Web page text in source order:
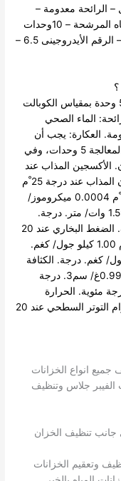
– الرائحة معدومة –
– 10وحدات
– الرقم الأيدروجينى 6.5 –
اللون: يجب أن يكون اللون مقبولاً لا يتجاوز 50 وحدة بمقياس الكوبالت
الماء الصحي
العكارة: يجب أن
يكون صافياً فالحد الأقصى للعكارة في المياه المعالجة 5 وحدات، وفي
الأكسجين المذاب عند
درجة 25 ْم 5-8 ملغم/ لتر ثاني أكسيد الكربون المذاب عند درجة 25 ْم
2-3 ملغم/ لتر درجة التوصيل الكهربي عند 18 ْم 0.0004 ميكروموز/
معامل الانكسار الضوئي عند 20 ْم 1.33 وحدة. الضغط البخاري عند 20
ْم 17.62 مليمتر زئبق. الحرارة النوعية عند 1 ْم 1.00 كيلو جول/ كغم.
عند 20 ْم 0.99 كيلو جول/ كغم. درجة. الكثافة
درجة
الحرارة
الكامنة للتبخير عند 20 ْم 584.9غ. كالورى/غرام التوتر السطحي عند 20
انواع الخزانات
الفيبر جلاس وتنظيف
جانب تنظيف الخزان
وتعقيم الخزانات